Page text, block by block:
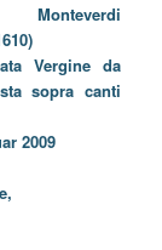
Vergine da
sopra canti
2009